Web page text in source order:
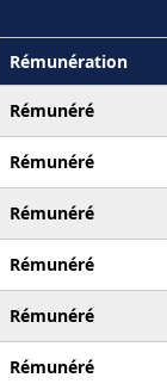
Rémunération
Rémunéré
Rémunéré
Rémunéré
Rémunéré
Rémunéré
Rémunéré